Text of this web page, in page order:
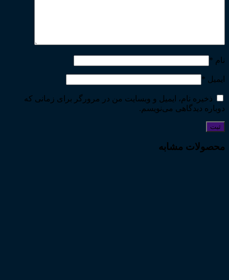
نام *
ایمیل *
ذخیره نام، ایمیل و وبسایت من در مرورگر برای زمانی که
دوباره دیدگاهی می‌نویسم.
محصولات مشابه